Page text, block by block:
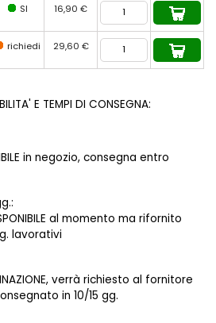
SI 16,90 €
richiedi 29,60 €
E TEMPI DI CONSEGNA:
in negozio, consegna entro
al momento ma rifornito
lavorativi
verrà richiesto al fornitore
in 10/15 gg.